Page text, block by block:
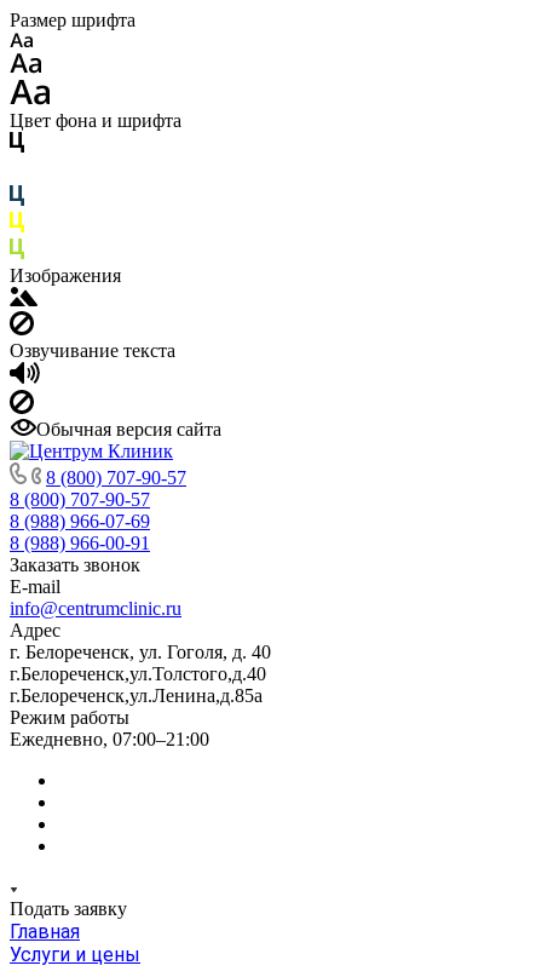
Размер шрифта
Цвет фона и шрифта
Изображения
Озвучивание текста
Обычная версия сайта
8 (800) 707-90-57
8 (800) 707-90-57
8 (988) 966-07-69
8 (988) 966-00-91
Заказать звонок
E-mail
info@centrumclinic.ru
Адрес
г. Белореченск, ул. Гоголя, д. 40
г.Белореченск,ул.Толстого,д.40
г.Белореченск,ул.Ленина,д.85а
Режим работы
Ежедневно, 07:00–21:00
Подать заявку
Главная
Услуги и цены